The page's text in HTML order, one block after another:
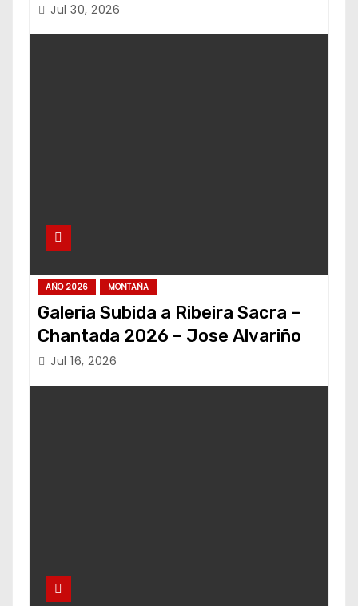
Jul 30, 2026
AÑO 2026 MONTAÑA
Galeria Subida a Ribeira Sacra –
Chantada 2026 – Jose Alvariño
Jul 16, 2026